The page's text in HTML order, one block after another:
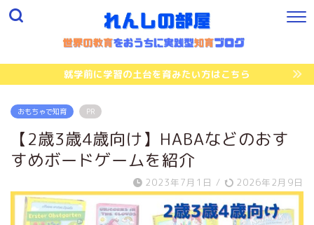
就学前に学習の土台を育みたい方はこちら
おもちゃで知育 PR
【2歳3歳4歳向け】HABAなどのおす
すめボードゲームを紹介
2023年7月1日 / 2026年2月9日